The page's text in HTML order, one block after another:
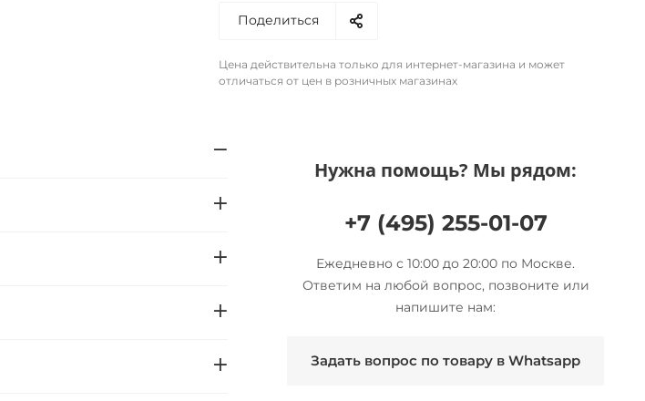
Поделиться
Цена действительна только для интернет-магазина и может
отличаться от цен в розничных магазинах
Нужна помощь? Мы рядом:
+7 (495) 255-01-07
Ежедневно с 10:00 до 20:00 по Москве.
Ответим на любой вопрос, позвоните или
напишите нам:
Задать вопрос по товару в Whatsapp